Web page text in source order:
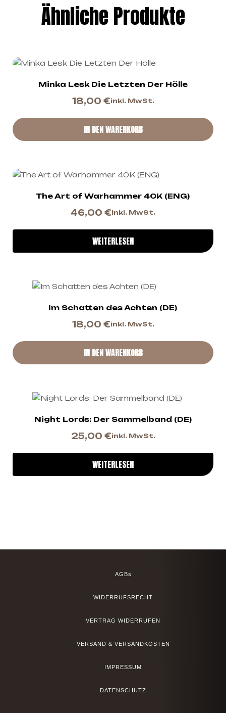
Ähnliche Produkte
Minka Lesk Die Letzten Der Hölle
18,00 €inkl. MwSt.
IN DEN WARENKORB
The Art of Warhammer 40K (ENG)
46,00 €inkl. MwSt.
WEITERLESEN
Im Schatten des Achten (DE)
18,00 €inkl. MwSt.
IN DEN WARENKORB
Night Lords: Der Sammelband (DE)
25,00 €inkl. MwSt.
WEITERLESEN
AGBs
WIDERRUFSRECHT
VERTRAG WIDERRUFEN
VERSAND & VERSANDKOSTEN
IMPRESSUM
DATENSCHUTZ